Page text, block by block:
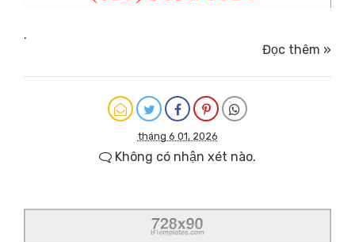
.
Đọc thêm »
tháng 6 01, 2026
Không có nhận xét nào.